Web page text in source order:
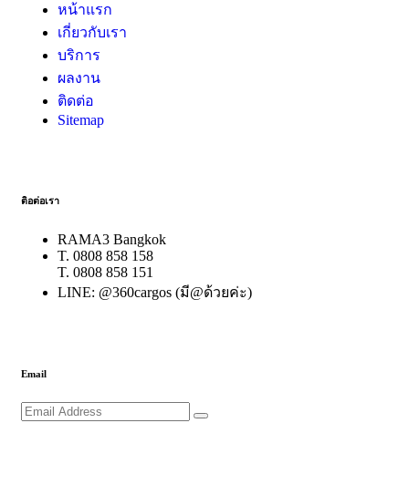
หน้าแรก
เกี่ยวกับเรา
บริการ
ผลงาน
ติดต่อ
Sitemap
ติอต่อเรา
RAMA3 Bangkok
T. 0808 858 158
T. 0808 858 151
LINE: @360cargos (มี@ด้วยค่ะ)
Email